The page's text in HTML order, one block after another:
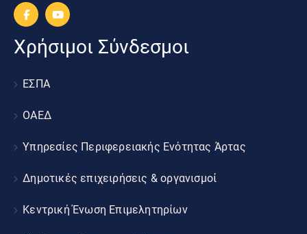
Χρήσιμοι Σύνδεσμοι
ΕΣΠΑ
ΟΑΕΔ
Υπηρεσίες Περιφερειακής Ενότητας Άρτας
Δημοτικές επιχειρήσεις & οργανισμοί
Κεντρική Ένωση Επιμελητηρίων